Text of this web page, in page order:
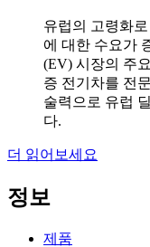
유럽의 고령화
에 대한 수요가
(EV) 시장의 주
증 전기차를 전
술력으로 유럽
다.
더 읽어보세요
정보
제품